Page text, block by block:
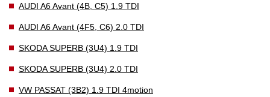
AUDI A6 Avant (4B, C5) 1.9 TDI
AUDI A6 Avant (4F5, C6) 2.0 TDI
SKODA SUPERB (3U4) 1.9 TDI
SKODA SUPERB (3U4) 2.0 TDI
VW PASSAT (3B2) 1.9 TDI 4motion